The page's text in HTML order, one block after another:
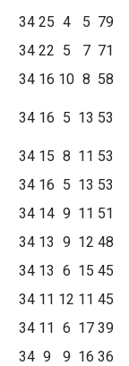
34 25 4 5 79
34 22 5 7 71
34 16 10 8 58
34 16 5 13 53
34 15 8 11 53
34 16 5 13 53
34 14 9 11 51
34 13 9 12 48
34 13 6 15 45
34 11 12 11 45
34 11 6 17 39
34 9 9 16 36